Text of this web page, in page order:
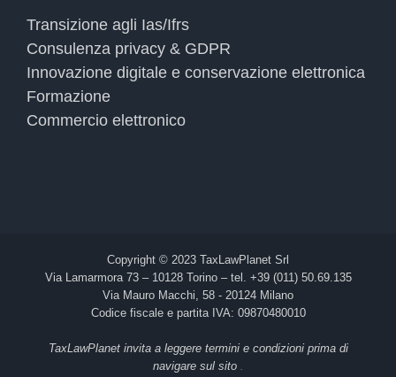
Transizione agli Ias/Ifrs
Consulenza privacy & GDPR
Innovazione digitale e conservazione elettronica
Formazione
Commercio elettronico
Copyright © 2023 TaxLawPlanet Srl
Via Lamarmora 73 – 10128 Torino – tel. +39 (011) 50.69.135
Via Mauro Macchi, 58 - 20124 Milano
Codice fiscale e partita IVA: 09870480010
TaxLawPlanet invita a leggere termini e condizioni prima di
navigare sul sito .